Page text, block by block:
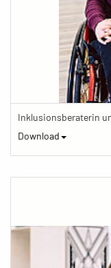
Inklusionsberaterin
Download